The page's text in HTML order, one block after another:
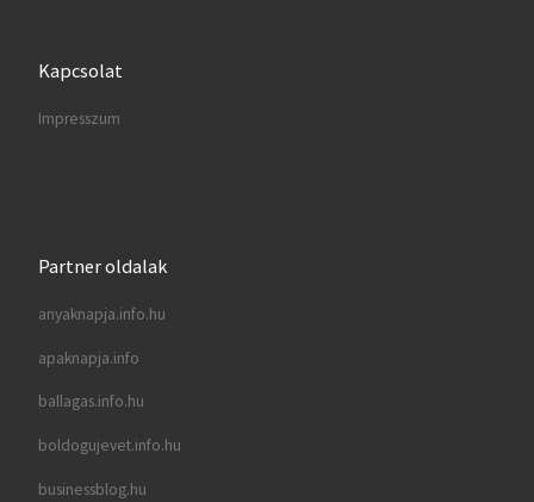
Kapcsolat
Impresszum
Partner oldalak
anyaknapja.info.hu
apaknapja.info
ballagas.info.hu
boldogujevet.info.hu
businessblog.hu